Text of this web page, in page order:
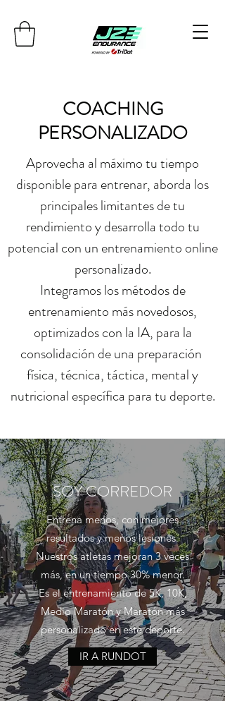
COACHING
PERSONALIZADO
Aprovecha al máximo tu tiempo
disponible para entrenar, aborda los
principales limitantes de tu
rendimiento y desarrolla todo tu
potencial con un entrenamiento online
personalizado.
Integramos los métodos de
entrenamiento más novedosos,
optimizados con la IA, para la
consolidación de una preparación
física, técnica, táctica, mental y
nutricional específica para tu deporte.
SOY CORREDOR
Entrena menos, con mejores
resultados y menos lesiones.
Nuestros atletas mejoran 3 veces
más, en un tiempo 30% menor.
Es el entrenamiento de 5K, 10K,
Medio Maratón y Maratón más
personalizado en este deporte.
IR A RUNDOT